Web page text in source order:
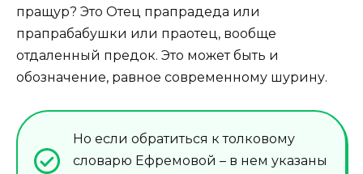
пращур? Это Отец прапрадеда или
прапрабабушки или праотец, вообще
отдаленный предок. Это может быть и
обозначение, равное современному шурину.
Но если обратиться к толковому
словарю Ефремовой – в нем указаны